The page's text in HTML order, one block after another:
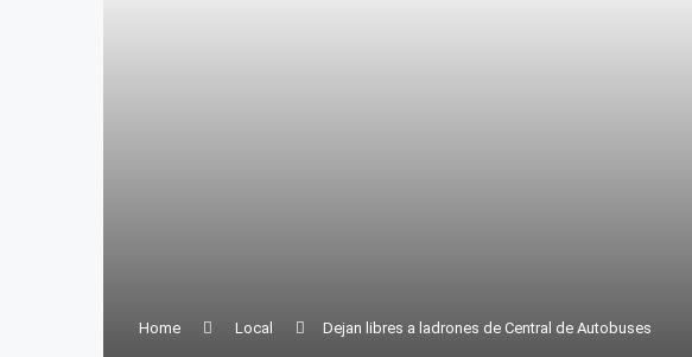
Home Local Dejan libres a ladrones de Central de Autobuses